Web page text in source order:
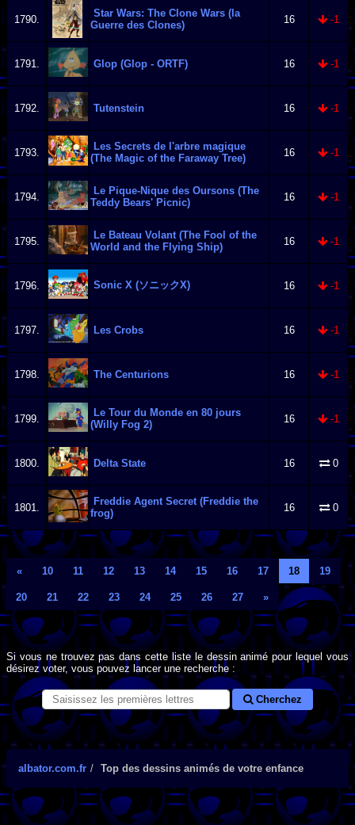
1790.
Star Wars: The Clone Wars (la
Guerre des Clones)
16 -1
1791. Glop (Glop - ORTF) 16 -1
1792. Tutenstein 16 -1
1793.
Les Secrets de l'arbre magique
(The Magic of the Faraway Tree)
16 -1
1794.
Le Pique-Nique des Oursons (The
Teddy Bears' Picnic)
16 -1
1795.
Le Bateau Volant (The Fool of the
World and the Flying Ship)
16 -1
1796. Sonic X (ソニックX) 16 -1
1797. Les Crobs 16 -1
1798. The Centurions 16 -1
1799.
Le Tour du Monde en 80 jours
(Willy Fog 2)
16 -1
1800. Delta State 16 0
1801.
Freddie Agent Secret (Freddie the
frog)
16 0
« 10 11 12 13 14 15 16 17 18 19
20 21 22 23 24 25 26 27 »
Si vous ne trouvez pas dans cette liste le dessin animé pour lequel vous
désirez voter, vous pouvez lancer une recherche :
Cherchez
albator.com.fr Top des dessins animés de votre enfance